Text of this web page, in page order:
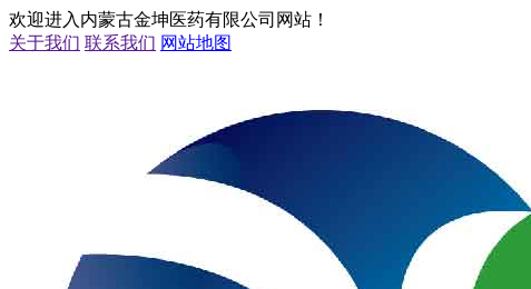
欢迎进入内蒙古金坤医药有限公司网站！
关于我们 联系我们 网站地图